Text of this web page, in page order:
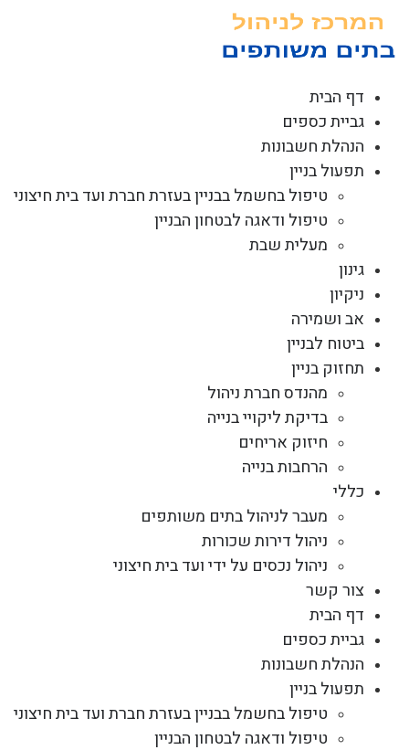
דף הבית
גביית כספים
הנהלת חשבונות
תפעול בניין
טיפול בחשמל בבניין בעזרת חברת ועד בית חיצוני
טיפול ודאגה לבטחון הבניין
מעלית שבת
גינון
ניקיון
אב ושמירה
ביטוח לבניין
תחזוק בניין
מהנדס חברת ניהול
בדיקת ליקויי בנייה
חיזוק אריחים
הרחבות בנייה
כללי
מעבר לניהול בתים משותפים
ניהול דירות שכורות
ניהול נכסים על ידי ועד בית חיצוני
צור קשר
דף הבית
גביית כספים
הנהלת חשבונות
תפעול בניין
טיפול בחשמל בבניין בעזרת חברת ועד בית חיצוני
טיפול ודאגה לבטחון הבניין